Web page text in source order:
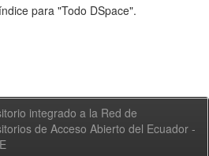
para "Todo DSpace".
integrado a la Red de
de Acceso Abierto del Ecuador -